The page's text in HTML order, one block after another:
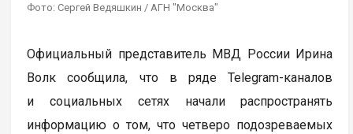
Фото: Сергей Ведяшкин / АГН "Москва"
Официальный представитель МВД России Ирина
Волк сообщила, что в ряде Telegram-каналов
и социальных сетях начали распространять
информацию о том, что четверо подозреваемых